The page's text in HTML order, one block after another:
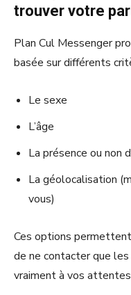
trouver votre
Plan Cul Messenger
basée sur différents
Le sexe
L’âge
La présence ou non
La géolocalisation
vous)
Ces options
de ne contacter que
vraiment à vos